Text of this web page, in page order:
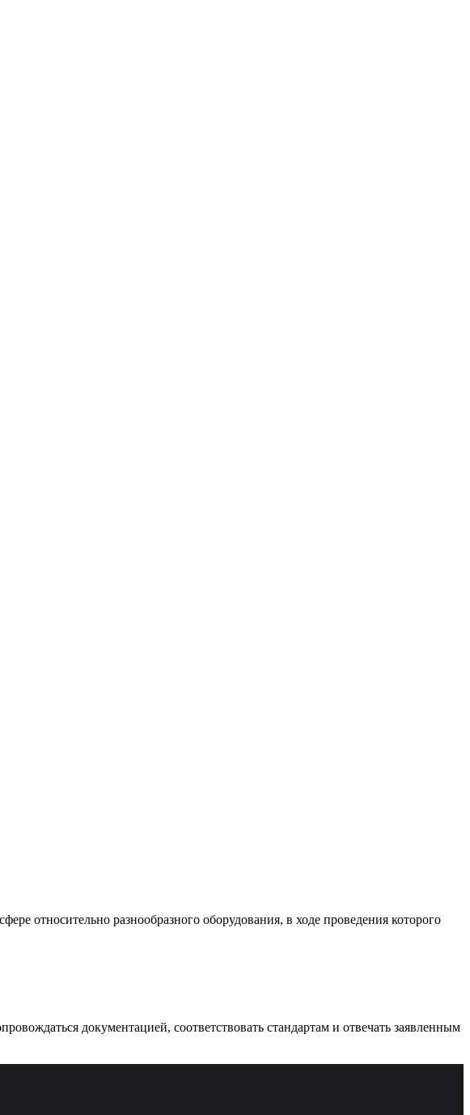
относительно разнообразного оборудования, в ходе проведения которого
документацией, соответствовать стандартам и отвечать заявленным